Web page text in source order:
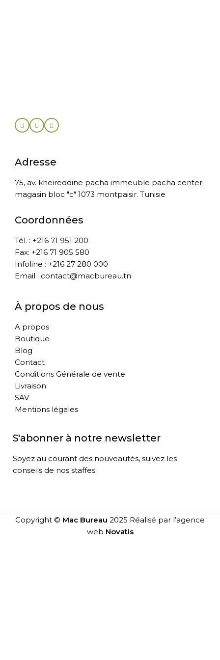
Adresse
75, av. kheireddine pacha immeuble pacha center
magasin bloc "c" 1073 montpaisir. Tunisie
Coordonnées
Tél. : +216 71 951 200
Fax: +216 71 905 580
Infoline : +216 27 280 000
Email : contact@macbureau.tn
À propos de nous
A propos
Boutique
Blog
Contact
Conditions Générale de vente
Livraison
SAV
Mentions légales
S'abonner à notre newsletter
Soyez au courant des nouveautés, suivez les
conseils de nos staffes
Copyright © Mac Bureau 2025 Réalisé par l’agence
web Novatis